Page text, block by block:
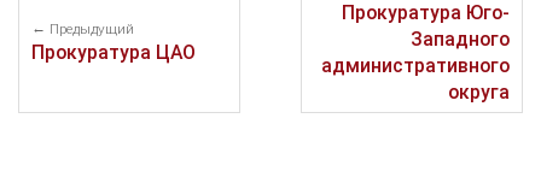
Предыдущий
Прокуратура ЦАО
Прокуратура Юго-
Западного
административного
округа